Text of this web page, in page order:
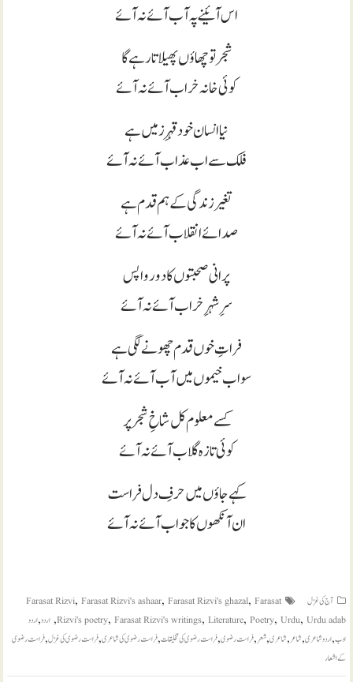
اس آئینے پہ آب آئے نہ آئے
شجر تو چھاؤں پھیلاتا رہے گا
کوئی خانہ خراب آئے نہ آئے
نیا انسان خود قہرِ زمیں ہے
فلک سے اب عذاب آئے نہ آئے
تغیر زندگی کے ہم قدم ہے
صدائے انقلاب آئے نہ آئے
پرانی صحبتوں کا دور واپس
سرِ شہرِ خراب آئے نہ آئے
فراتِ خوں قدم چھونے لگی ہے
سو اب خیموں میں آب آئے نہ آئے
کسے معلوم کل شاخِ شجر پر
کوئی تازہ گلاب آئے نہ آئے
کہے جاؤں میں حرفِ دل فراست
ان آنکھوں کا جواب آئے نہ آئے
آج کی غزل Farasat Rizvi, Farasat Rizvi's ashaar, Farasat Rizvi's ghazal, Farasat
Rizvi's poetry, Farasat Rizvi's writings, Literature, Poetry, Urdu, Urdu adab
,اردو,اردو
ادب,اردو شاعری,شاعر,شاعری,شعر,فراست رضوی,فراست رضوی کی تخلیقات,فراست رضوی کی شاعری,فراست رضوی کی غزل,فراست رضوی
کے اشعار